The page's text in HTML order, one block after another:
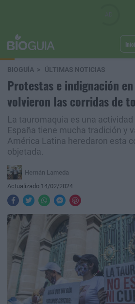
BIOGUÍA ÚLTIMAS NOTICIAS
Protestas e indignación
volvieron las corridas de
La tauromaquia es una
España tiene mucha tradición y
América Latina heredaron esta
objetada.
Hernán Lameda
Actualizado 14/02/2024